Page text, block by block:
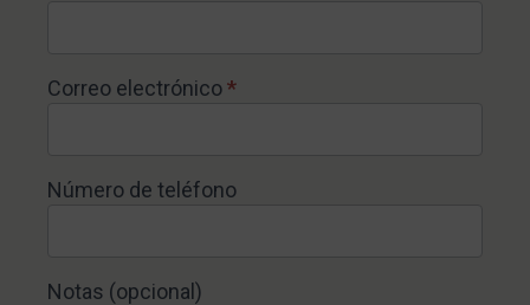
Correo electrónico*
Número de teléfono
Notas (opcional)